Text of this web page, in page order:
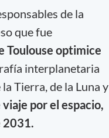
de la
so que fue
Toulouse optimice
interplanetaria
Tierra, de la Luna y
viaje por el espacio,
2031.